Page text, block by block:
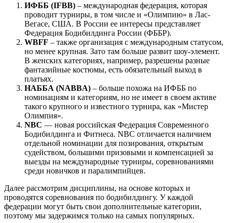
ИФББ (IFBB) – международная федерация, которая
проводит турниры, в том числе и «Олимпию» в Лас-
Вегасе, США. В России ее интересы представляет
Федерация Бодибилдинга России (ФББР).
WBFF – также организация с международным статусом,
но менее крупная. Зато там больше развит шоу-элемент.
В женских категориях, например, разрешены разные
фантазийные костюмы, есть обязательный выход в
платьях.
НАББА (NABBA) – больше похожа на ИФББ по
номинациям и категориям, но не имеет в своем активе
такого крупного и известного турнира, как «Мистер
Олимпия».
NBC — новая российская Федерация Современного
Бодибилдинга и Фитнеса. NBC отличается наличием
отдельной номинации для позирования, открытым
судейством, большими призовыми и компенсацией за
выезды на международные турниры, соревнованиями
среди новичков и паралимпийцев.
Далее рассмотрим дисциплины, на основе которых и
проводятся соревнования по бодибилдингу. У каждой
федерации могут быть свои дополнительные категории,
поэтому мы задержимся только на самых популярных.